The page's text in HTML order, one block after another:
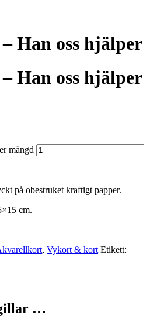
Han oss hjälper
Han oss hjälper
mängd
på obestruket kraftigt papper.
cm.
, Vykort & kort Etikett:
gillar …